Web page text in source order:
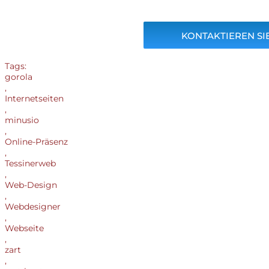
KONTAKTIEREN
Tags:
gorola
,
Internetseiten
,
minusio
,
Online-Präsenz
,
Tessinerweb
,
Web-Design
,
Webdesigner
,
Webseite
,
zart
,